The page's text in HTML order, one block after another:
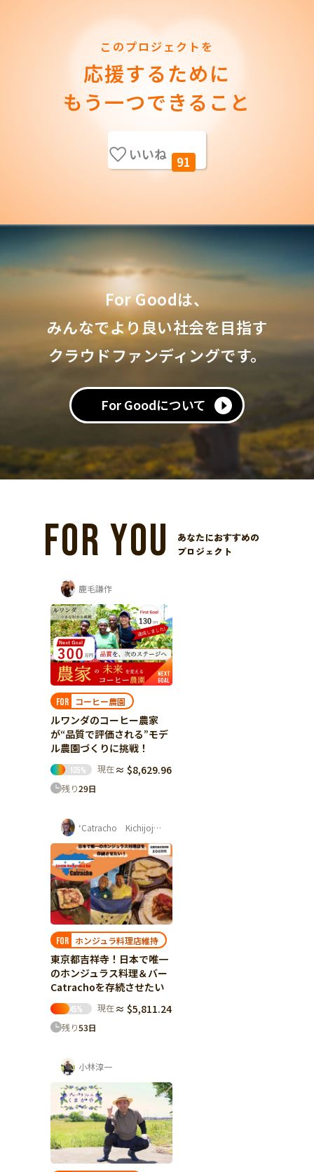
このプロジェクトを
応援するために
もう一つできること
いいね 91
For Goodは、
みんなでより良い社会を目指す
クラウドファンディングです。
For Goodについて
FOR YOU
あなたにおすすめの
プロジェクト
鹿毛謙作
FOR コーヒー農園
ルワンダのコーヒー農家
が“品質で評価される”モデ
ル農園づくりに挑戦！
105% 現在 ≈ $8,629.96
残り29日
‘Catracho Kichijoji‘ 平杉 康孝
FOR ホンジュラ料理店維持
東京都吉祥寺！日本で唯一
のホンジュラス料理＆バー
Catrachoを存続させたい
45% 現在 ≈ $5,811.24
残り53日
小林淳一